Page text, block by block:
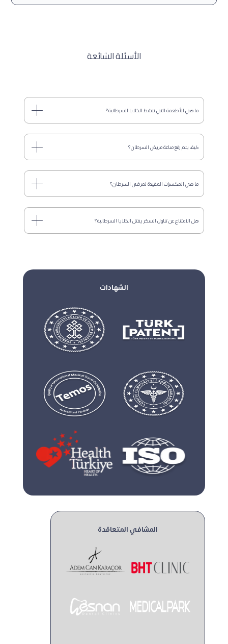
الأسئلة الشائعة
ما هي الأطعمة التي تنشط الخلايا السرطانية؟
كيف يتم رفع مناعة مريض السرطان؟
ما هي المكسرات المفيدة لمرضى السرطان؟
هل الامتناع عن تناول السكر يقتل الخلايا السرطانية؟
المشافي المتعاقدة
الشهادات